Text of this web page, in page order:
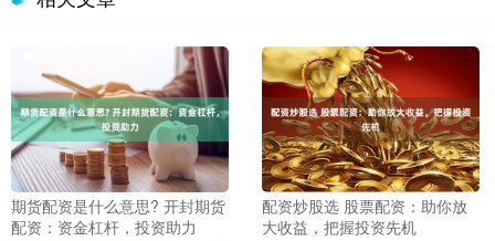
期货配资是什么意思? 开封期货
配资：资金杠杆，投资助力
配资炒股选 股票配资：助你放
大收益，把握投资先机